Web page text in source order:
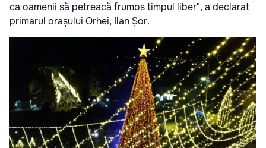
ca oamenii să petreacă frumos timpul liber", a declarat
primarul orașului Orhei, Ilan Șor.